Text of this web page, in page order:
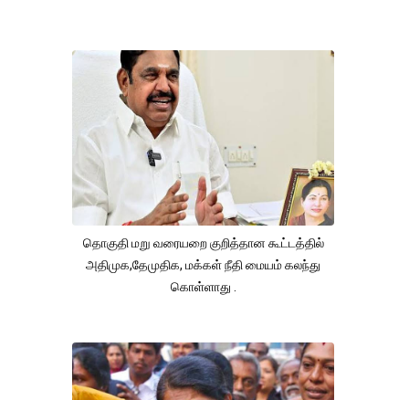
தொகுதி மறு வரையறை குறித்தான கூட்டத்தில்
அதிமுக,தேமுதிக, மக்கள் நீதி மையம் கலந்து
கொள்ளாது .